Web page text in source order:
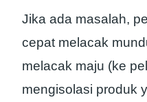
Jika ada masalah,
cepat melacak
melacak maju (ke
mengisolasi produk